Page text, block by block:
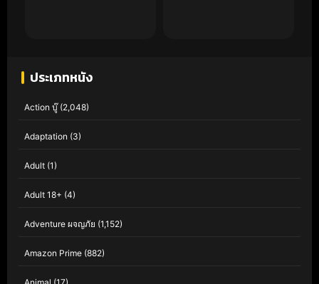
ประเภทหนัง
Action บู๊(2,048)
Adaptation (3)
Adult (1)
Adult 18+ (4)
Adventure ผจญภัย (1,152)
Amazon Prime (882)